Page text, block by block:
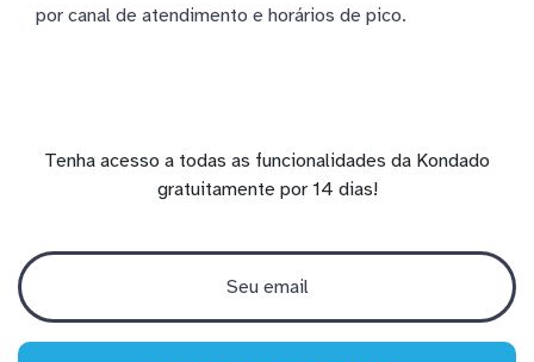
por canal de atendimento e horários de pico.
Tenha acesso a todas as funcionalidades da Kondado
gratuitamente por 14 dias!